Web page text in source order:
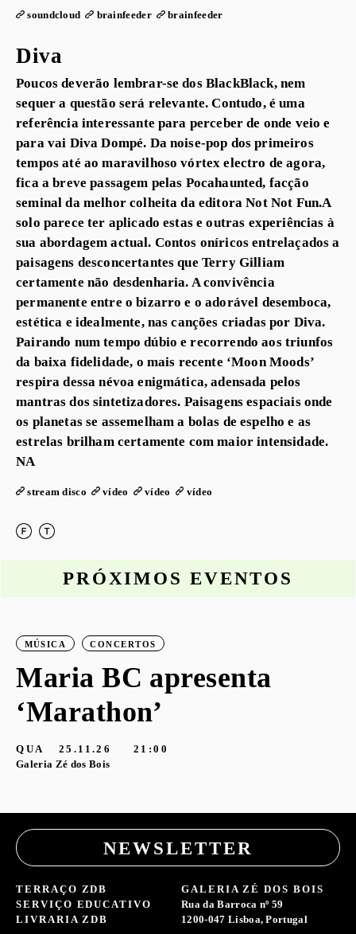
soundcloud brainfeeder brainfeeder
Diva
Poucos deverão lembrar-se dos BlackBlack, nem
sequer a questão será relevante. Contudo, é uma
referência interessante para perceber de onde veio e
para vai Diva Dompé. Da noise-pop dos primeiros
tempos até ao maravilhoso vórtex electro de agora,
fica a breve passagem pelas Pocahaunted, facção
seminal da melhor colheita da editora Not Not Fun.A
solo parece ter aplicado estas e outras experiências à
sua abordagem actual. Contos oníricos entrelaçados a
paisagens desconcertantes que Terry Gilliam
certamente não desdenharia. A convivência
permanente entre o bizarro e o adorável desemboca,
estética e idealmente, nas canções criadas por Diva.
Pairando num tempo dúbio e recorrendo aos triunfos
da baixa fidelidade, o mais recente ‘Moon Moods’
respira dessa névoa enigmática, adensada pelos
mantras dos sintetizadores. Paisagens espaciais onde
os planetas se assemelham a bolas de espelho e as
estrelas brilham certamente com maior intensidade.
NA
stream disco vídeo vídeo vídeo
PRÓXIMOS EVENTOS
MÚSICA CONCERTOS
Maria BC apresenta
‘Marathon’
QUA 25.11.26
21:00
Galeria Zé dos Bois
NEWSLETTER
TERRAÇO ZDB
SERVIÇO EDUCATIVO
LIVRARIA ZDB
GALERIA ZÉ DOS BOIS
Rua da Barroca nº 59
1200-047 Lisboa, Portugal